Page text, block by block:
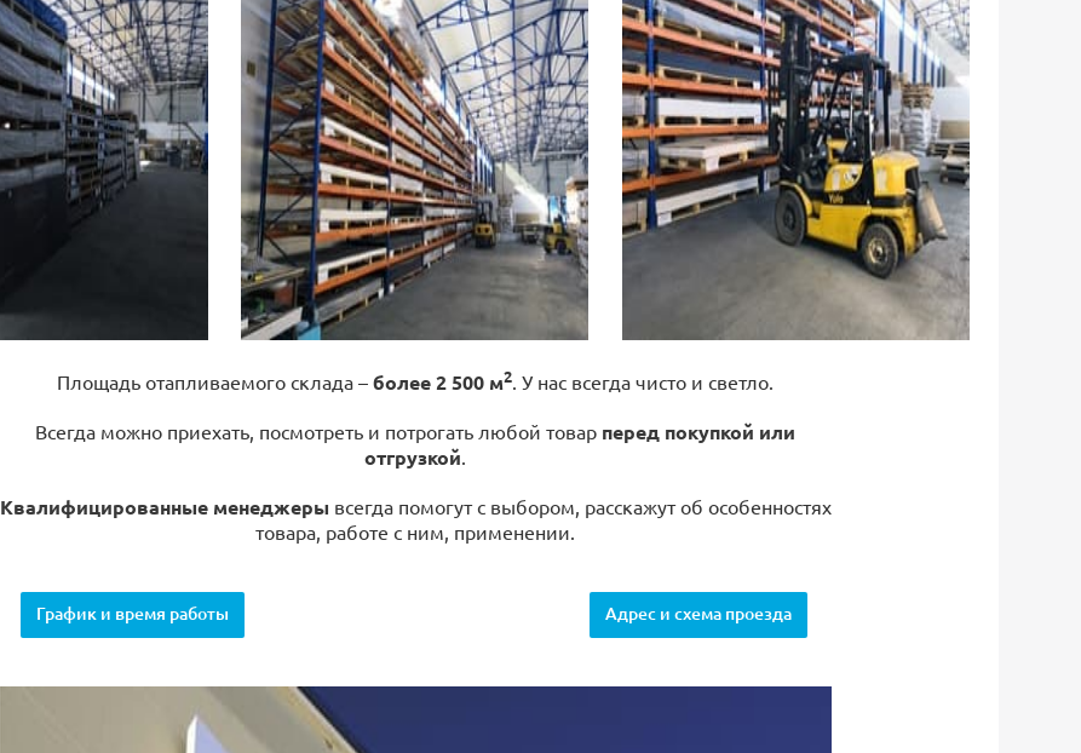
Площадь отапливаемого склада – более 2 500 м2. У нас всегда чисто и светло.
Всегда можно приехать, посмотреть и потрогать любой товар перед покупкой или
отгрузкой.
Квалифицированные менеджеры всегда помогут с выбором, расскажут об особенностях
товара, работе с ним, применении.
График и время работы Адрес и схема проезда